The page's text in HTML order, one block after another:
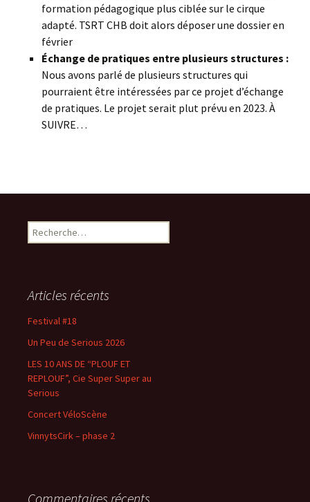
formation pédagogique plus ciblée sur le cirque
adapté. TSRT CHB doit alors déposer une dossier en
février
Échange de pratiques entre plusieurs structures :
Nous avons parlé de plusieurs structures qui
pourraient être intéressées par ce projet d’échange
de pratiques. Le projet serait plut prévu en 2023. À
SUIVRE…
R
e
r
c
e
r
:
Articles récents
Festival #18
Un Peu de Serious 2026
LES 10 ANS DE “PLOUF ET
REPLOUF”, Cie Super Super au
Serious
Concert VéloScène
VinnytsCirk – phase 2
Commentaires récents